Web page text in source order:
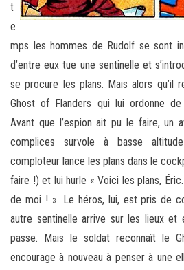
t
e
mps les hommes de Rudolf se sont
d’entre eux tue une sentinelle et
se procure les plans. Mais alors qu’il
Ghost of Flanders qui lui ordonne
Avant que l’espion ait pu le faire, un
complices survole à basse
comploteur lance les plans dans le
faire !) et lui hurle « Voici les plans,
de moi ! ». Le héros, lui, est pris de
autre sentinelle arrive sur les lieux
passe. Mais le soldat reconnaît le
encourage à nouveau à penser à une